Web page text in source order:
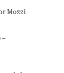
Mozzi
–